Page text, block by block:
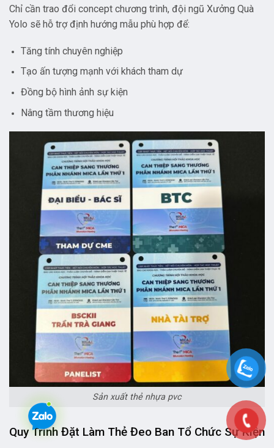
Chỉ cần trao đổi concept chương trình, đội ngũ Xưởng Quà
Yolo sẽ hỗ trợ định hướng mẫu phù hợp để:
Tăng tính chuyên nghiệp
Tạo ấn tượng mạnh với khách tham dự
Đồng bộ hình ảnh sự kiện
Nâng tầm thương hiệu
Sản xuất thẻ nhựa pvc
Quy Trình Đặt Làm Thẻ Đeo Ban Tổ Chức Sự Kiện